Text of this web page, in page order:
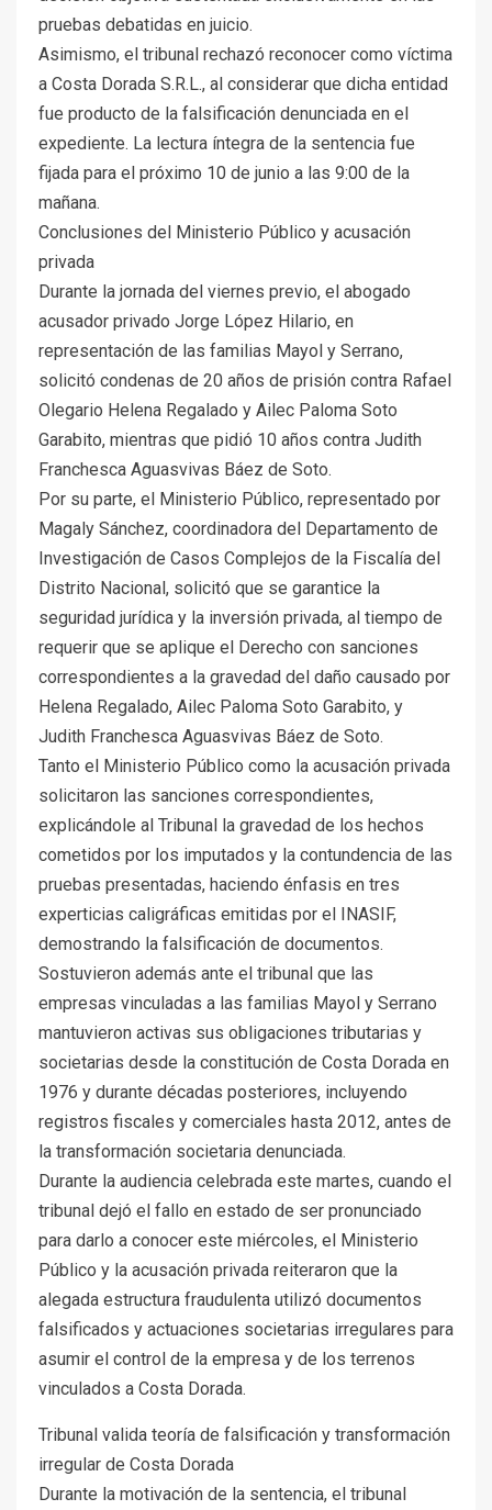
pruebas debatidas en juicio.
Asimismo, el tribunal rechazó reconocer como víctima
a Costa Dorada S.R.L., al considerar que dicha entidad
fue producto de la falsificación denunciada en el
expediente. La lectura íntegra de la sentencia fue
fijada para el próximo 10 de junio a las 9:00 de la
mañana.
Conclusiones del Ministerio Público y acusación
privada
Durante la jornada del viernes previo, el abogado
acusador privado Jorge López Hilario, en
representación de las familias Mayol y Serrano,
solicitó condenas de 20 años de prisión contra Rafael
Olegario Helena Regalado y Ailec Paloma Soto
Garabito, mientras que pidió 10 años contra Judith
Franchesca Aguasvivas Báez de Soto.
Por su parte, el Ministerio Público, representado por
Magaly Sánchez, coordinadora del Departamento de
Investigación de Casos Complejos de la Fiscalía del
Distrito Nacional, solicitó que se garantice la
seguridad jurídica y la inversión privada, al tiempo de
requerir que se aplique el Derecho con sanciones
correspondientes a la gravedad del daño causado por
Helena Regalado, Ailec Paloma Soto Garabito, y
Judith Franchesca Aguasvivas Báez de Soto.
Tanto el Ministerio Público como la acusación privada
solicitaron las sanciones correspondientes,
explicándole al Tribunal la gravedad de los hechos
cometidos por los imputados y la contundencia de las
pruebas presentadas, haciendo énfasis en tres
experticias caligráficas emitidas por el INASIF,
demostrando la falsificación de documentos.
Sostuvieron además ante el tribunal que las
empresas vinculadas a las familias Mayol y Serrano
mantuvieron activas sus obligaciones tributarias y
societarias desde la constitución de Costa Dorada en
1976 y durante décadas posteriores, incluyendo
registros fiscales y comerciales hasta 2012, antes de
la transformación societaria denunciada.
Durante la audiencia celebrada este martes, cuando el
tribunal dejó el fallo en estado de ser pronunciado
para darlo a conocer este miércoles, el Ministerio
Público y la acusación privada reiteraron que la
alegada estructura fraudulenta utilizó documentos
falsificados y actuaciones societarias irregulares para
asumir el control de la empresa y de los terrenos
vinculados a Costa Dorada.
Tribunal valida teoría de falsificación y transformación
irregular de Costa Dorada
Durante la motivación de la sentencia, el tribunal